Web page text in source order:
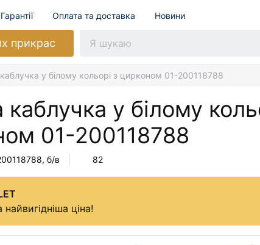
Гарантії Оплата та доставка Новини
прикрас
у білому кольорі з цирконом 01-200118788
каблучка у білому
01-200118788
, б/в 82
ціна!